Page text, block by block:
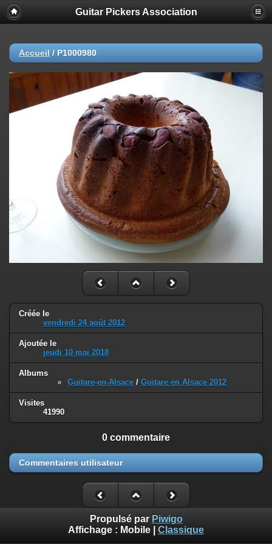
Guitar Pickers Association
Accueil / P1000980
Créée le
vendredi 24 août 2012
Ajoutée le
jeudi 10 mai 2018
Albums
Guitare-en-Alsace / Guitare en Alsace 2012
Visites
41990
0 commentaire
Commentaires utilisateur
Propulsé par Piwigo
Affichage : Mobile Classique